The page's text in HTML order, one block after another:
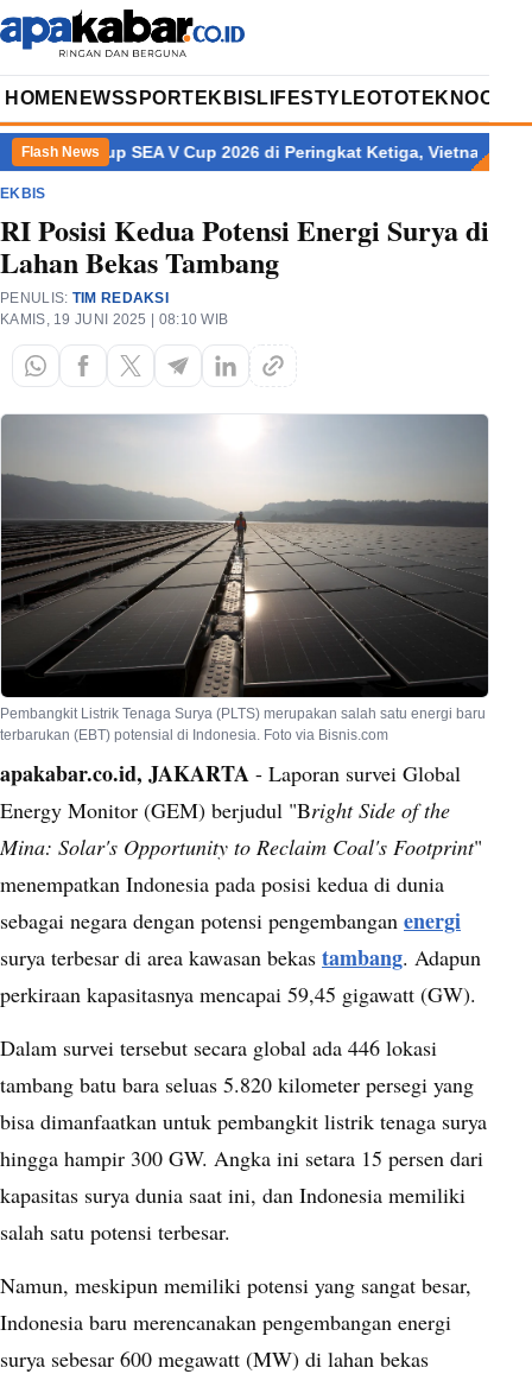
HOME NEWSSPORT EKBIS LIFESTYLEOTOTEKNOOPINI
Flash News
SEA V Cup 2026 di Peringkat Ketiga, Vietnam Sabet Gelar
EKBIS
RI Posisi Kedua Potensi Energi Surya di
Lahan Bekas Tambang
PENULIS: TIM REDAKSI
KAMIS, 19 JUNI 2025 | 08:10 WIB
Pembangkit Listrik Tenaga Surya (PLTS) merupakan salah satu energi baru
terbarukan (EBT) potensial di Indonesia. Foto via Bisnis.com
apakabar.co.id, JAKARTA - Laporan survei Global
Energy Monitor (GEM) berjudul "Bright Side of the
Mina: Solar's Opportunity to Reclaim Coal's Footprint"
menempatkan Indonesia pada posisi kedua di dunia
sebagai negara dengan potensi pengembangan energi
surya terbesar di area kawasan bekas tambang. Adapun
perkiraan kapasitasnya mencapai 59,45 gigawatt (GW).
Dalam survei tersebut secara global ada 446 lokasi
tambang batu bara seluas 5.820 kilometer persegi yang
bisa dimanfaatkan untuk pembangkit listrik tenaga surya
hingga hampir 300 GW. Angka ini setara 15 persen dari
kapasitas surya dunia saat ini, dan Indonesia memiliki
salah satu potensi terbesar.
Namun, meskipun memiliki potensi yang sangat besar,
Indonesia baru merencanakan pengembangan energi
surya sebesar 600 megawatt (MW) di lahan bekas